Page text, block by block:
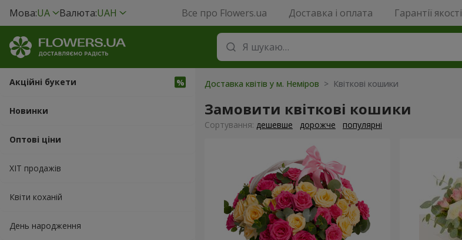
Мова:UA Валюта:UAH Все про Flowers.ua Доставка і оплата Гарантії якості
Акційні букети
Новинки
Оптові ціни
ХІТ продажів
Квіти коханій
День народження
Доставка квітів у м. Неміров > Квіткові кошики
Замовити квіткові кошики
Сортування: дешевше дорожче популярні